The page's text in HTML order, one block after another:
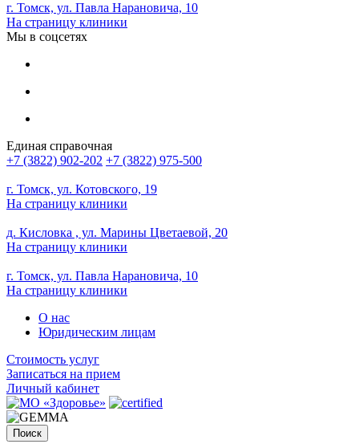
г. Томск, ул. Павла Нарановича, 10
На страницу клиники
Мы в соцсетях
Единая справочная
+7 (3822) 902-202 +7 (3822) 975-500
г. Томск, ул. Котовского, 19
На страницу клиники
д. Кисловка , ул. Марины Цветаевой, 20
На страницу клиники
г. Томск, ул. Павла Нарановича, 10
На страницу клиники
О нас
Юридическим лицам
Стоимость услуг
Записаться на прием
Личный кабинет
Поиск